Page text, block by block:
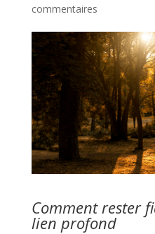
commentaires
Comment rester
lien profond